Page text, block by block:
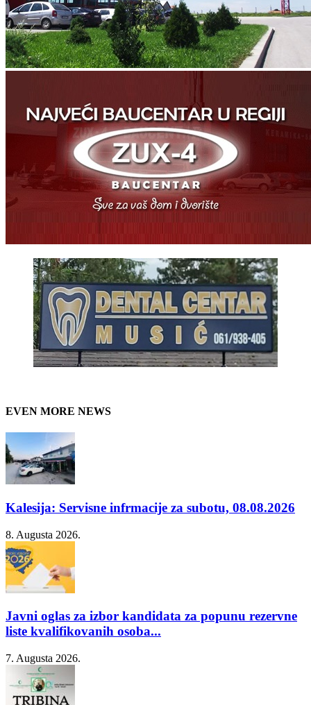
EVEN MORE NEWS
Kalesija: Servisne infrmacije za subotu, 08.08.2026
8. Augusta 2026.
Javni oglas za izbor kandidata za popunu rezervne
liste kvalifikovanih osoba...
7. Augusta 2026.